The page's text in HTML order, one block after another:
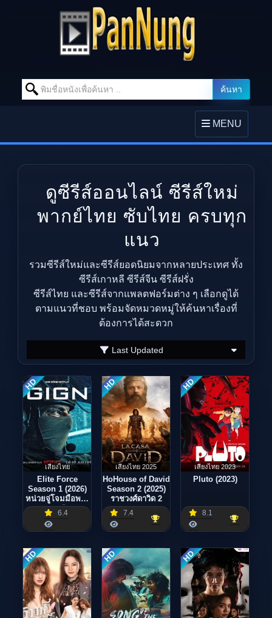
Search for: ค้นหา
TOGGLE
NAVIGATION
MENU
ดูซีรีส์ออนไลน์ ซีรีส์ใหม่
พากย์ไทย ซับไทย ครบทุก
แนว
รวมซีรีส์ใหม่และซีรีส์ยอดนิยมจากหลายประเทศ ทั้ง
ซีรีส์เกาหลี ซีรีส์จีน ซีรีส์ฝรั่ง
ซีรีส์ไทย และซีรีส์จากแพลตฟอร์มต่าง ๆ เลือกดูได้
ตามแนวที่ชอบ พร้อมจัดหมวดหมู่ให้ค้นหาเรื่องที่
ต้องการได้สะดวก
Last Updated
HD
เสียงไทย
Elite Force
Season 1 (2026)
หน่วยจู่โจมมือพระ
กาฬ
6.4
HD
เสียงไทย 2025
HoHouse of David
Season 2 (2025)
ราชวงศ์ดาวิด 2
7.4
HD
เสียงไทย 2023
Pluto (2023)
8.1
HD HD HD